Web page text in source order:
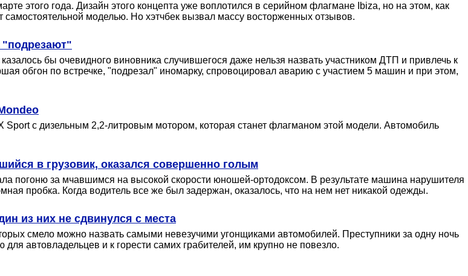
этого года. Дизайн этого концепта уже воплотился в серийном флагмане Ibiza, но на этом, как
моделью. Но хэтчбек вызвал массу восторженных отзывов.
"подрезают"
бы очевидного виновника случившегося даже нельзя назвать участником ДТП и привлечь к
обгон по встречке, "подрезал" иномарку, спровоцировал аварию с участием 5 машин и при этом,
с дизельным 2,2-литровым мотором, которая станет флагманом этой модели. Автомобиль
в грузовик, оказался совершенно голым
погоню за мчавшимся на высокой скорости юношей-ортодоксом. В результате машина нарушителя
пробка. Когда водитель все же был задержан, оказалось, что на нем нет никакой одежды.
из них не сдвинулся с места
смело можно назвать самыми невезучими угонщиками автомобилей. Преступники за одну ночь
автовладельцев и к горести самих грабителей, им крупно не повезло.